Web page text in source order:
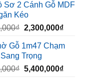
là:
450,000₫.
tại
320,000₫.
Sơ 2 Cánh Gỗ MDF
Kéo
₫ Giá
là:
3,500,000₫.
2,300,000₫Giá
tại
Gỗ 1m47 Chạm
Trọng
₫ Giá
5,400,000₫Giá